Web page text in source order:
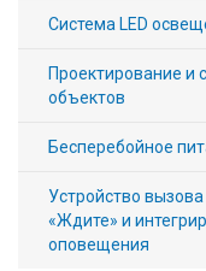
Система LED
Проектирование и
объектов
Бесперебойное
Устройство
«Ждите» и
оповещения